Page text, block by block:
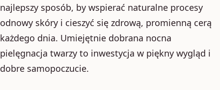
najlepszy sposób, by wspierać naturalne procesy
odnowy skóry i cieszyć się zdrową, promienną cerą
każdego dnia. Umiejętnie dobrana nocna
pielęgnacja twarzy to inwestycja w piękny wygląd i
dobre samopoczucie.